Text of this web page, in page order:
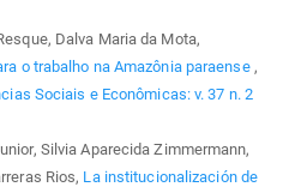
Dalva Maria da Mota,
o trabalho na Amazônia paraense ,
Sociais e Econômicas: v. 37 n. 2
Silvia Aparecida Zimmermann,
Rios, La institucionalización de